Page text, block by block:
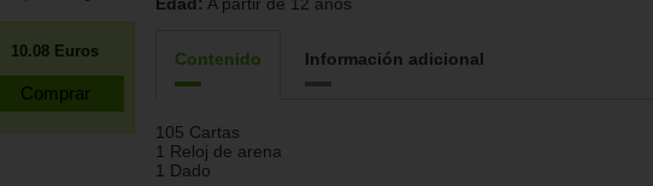
10.08 Euros Contenido Información adicional
105 Cartas
1 Reloj de arena
1 Dado